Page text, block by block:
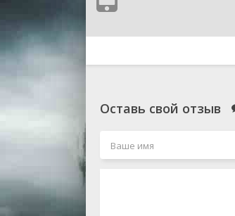
Оставь свой отзыв